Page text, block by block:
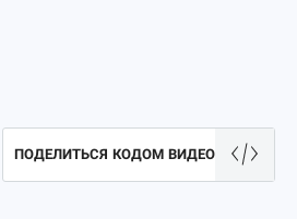
ПОДЕЛИТЬСЯ КОДОМ ВИДЕО